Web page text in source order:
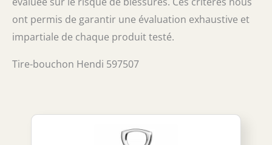
ont permis de garantir une évaluation exhaustive et
impartiale de chaque produit testé.
Tire-bouchon Hendi 597507